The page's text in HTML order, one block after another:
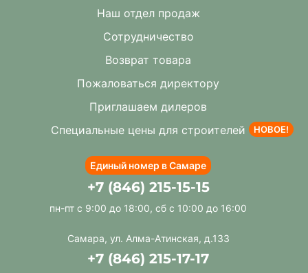
Наш отдел продаж
Сотрудничество
Возврат товара
Пожаловаться директору
Приглашаем дилеров
Специальные цены для строителей
НОВОЕ!
Единый номер в Самаре
+7 (846) 215-15-15
пн-пт с 9:00 до 18:00, сб с 10:00 до 16:00
Самара, ул. Алма-Атинская, д.133
+7 (846) 215-17-17